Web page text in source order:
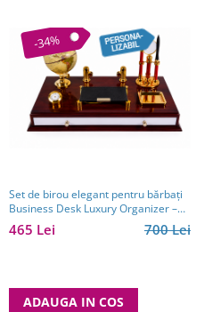
-34%
Set de birou elegant pentru bărbați
Business Desk Luxury Organizer –
cadou premium
700 Lei
465 Lei
ADAUGA IN COS